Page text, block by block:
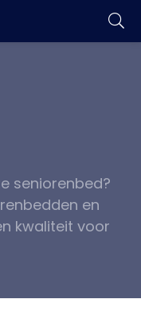
seniorenbed?
en
kwaliteit voor